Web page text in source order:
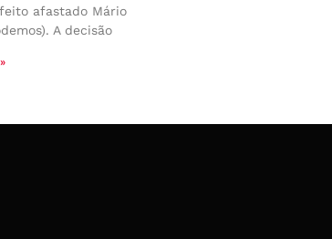
afastado Mário
A decisão